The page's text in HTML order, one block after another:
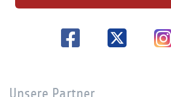
Unsere Partner